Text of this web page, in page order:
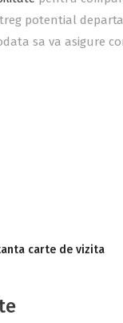
potential
sa va asigure
carte de vizita